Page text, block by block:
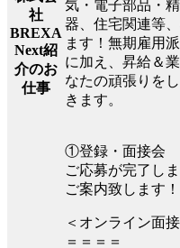
社
BREXA
Next紹
介のお
仕事
気・電子部品・
器、住宅関連等
ます！無期雇用
に加え、昇給＆
なたの頑張りを
きます。
①登録・面接会
ご応募が完了し
ご案内致します！
＜オンライン面
＝＝＝＝